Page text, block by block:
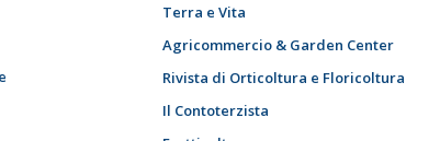
Terra e Vita
Agricommercio & Garden Center
Rivista di Orticoltura e Floricoltura
Il Contoterzista